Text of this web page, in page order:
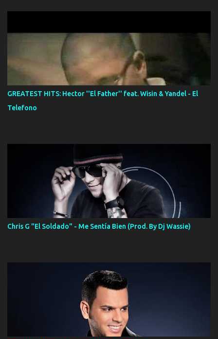
GREATEST HITS: Hector ''El Father'' feat. Wisin & Yandel - El
Telefono
Chris G "El Soldado" - Me Sentía Bien (Prod. By Dj Wassie)